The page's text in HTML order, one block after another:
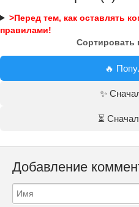
>Перед тем, как оставлять
правилами!
Сортировать
🔥
✨
⏳
Добавление